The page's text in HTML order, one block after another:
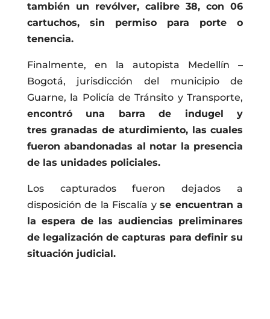
también un revólver, calibre 38, con 06
cartuchos, sin permiso para porte o
tenencia.
Finalmente, en la autopista Medellín –
Bogotá, jurisdicción del municipio de
Guarne, la Policía de Tránsito y Transporte,
encontró una barra de indugel y
tres granadas de aturdimiento, las cuales
fueron abandonadas al notar la presencia
de las unidades policiales.
Los capturados fueron dejados a
disposición de la Fiscalía yse encuentran a
la espera de las audiencias preliminares
de legalización de capturas para definir su
situación judicial.